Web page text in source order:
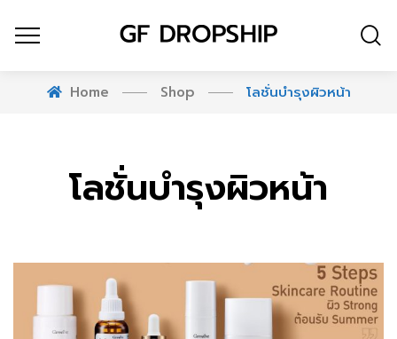
Home Shop โลชั่นบำรุงผิวหน้า
โลชั่นบำรุงผิวหน้า